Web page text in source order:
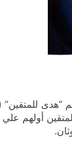
لتحجيم دور
أولهم